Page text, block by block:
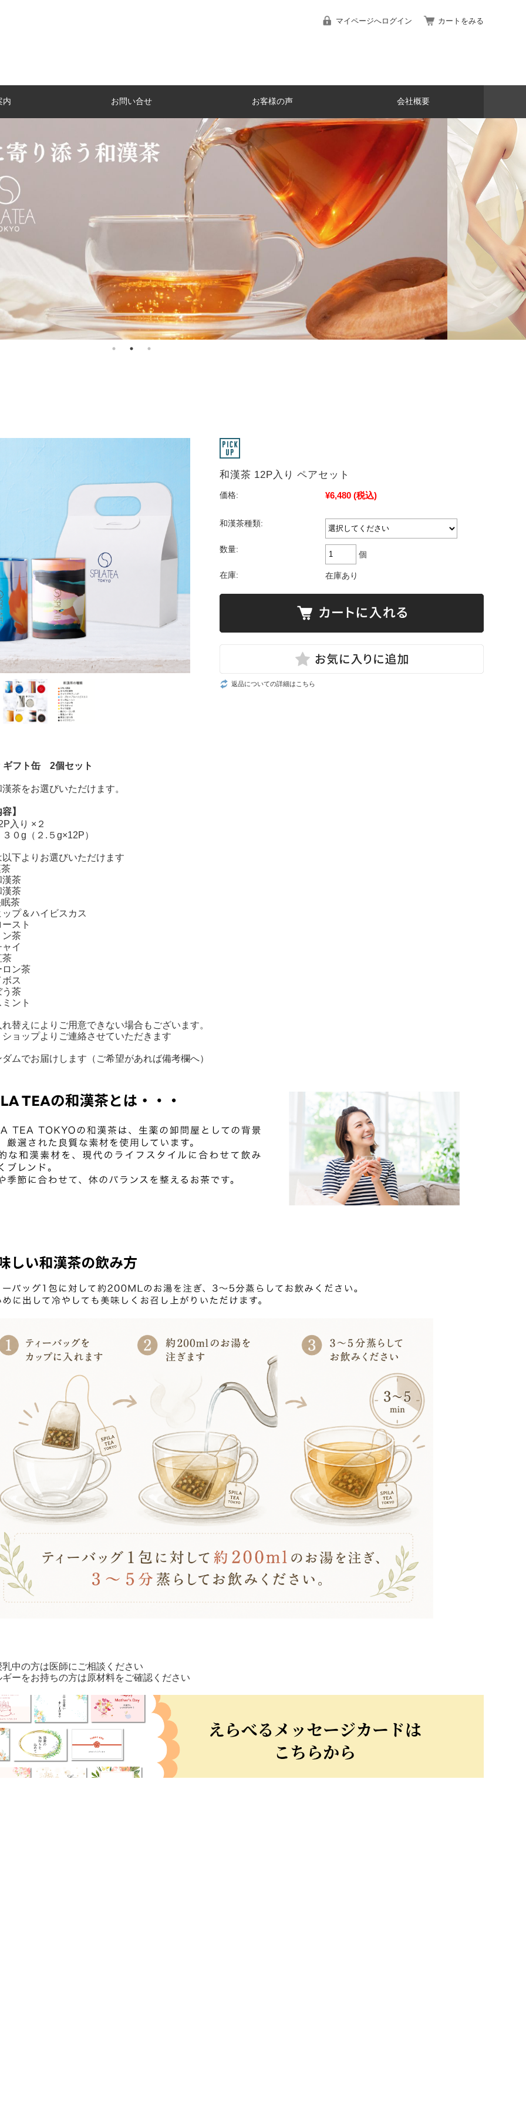
マイページへログイン カートをみる
内 お問い合せ お客様の声 会社概要
和漢茶 12P入り ペアセット
価格: ¥6,480 (税込)
和漢茶種類:
数量:
個
在庫: 在庫あり
返品についての詳細はこちら
ギフト缶 2個セット
茶をお選びいただけます。
】
入り ×２
０g（２.５g×12P）
下よりお選びいただけます
漢茶
漢茶
茶
プ＆ハイビスカス
スト
ン茶
イ
茶
ロン茶
ス
う茶
ント
替えによりご用意できない場合もございます。
ョップよりご連絡させていただきます
ムでお届けします（ご希望があれば備考欄へ）
中の方は医師にご相談ください
ーをお持ちの方は原材料をご確認ください